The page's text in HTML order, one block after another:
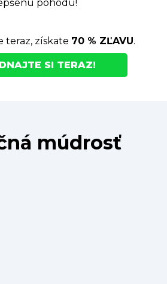
pohodu!
teraz, získate 70 % ZĽAVU.
SI TERAZ!
múdrosť